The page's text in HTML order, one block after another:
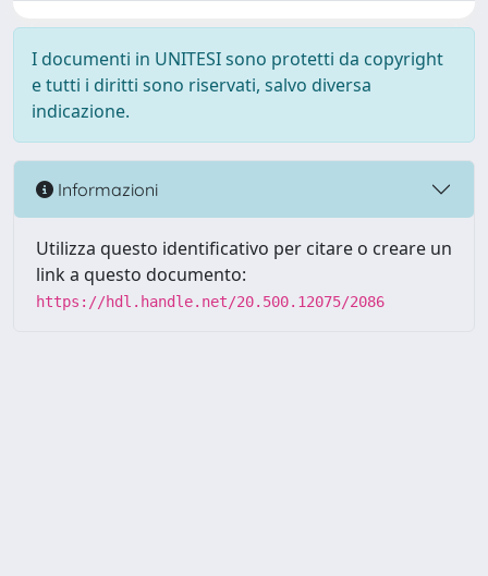
I documenti in UNITESI sono protetti da copyright
e tutti i diritti sono riservati, salvo diversa
indicazione.
Informazioni
Utilizza questo identificativo per citare o creare un
link a questo documento:
https://hdl.handle.net/20.500.12075/2086